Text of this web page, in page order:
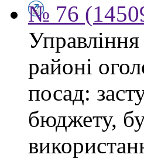
№ 76
районі
посад:
бюджету,